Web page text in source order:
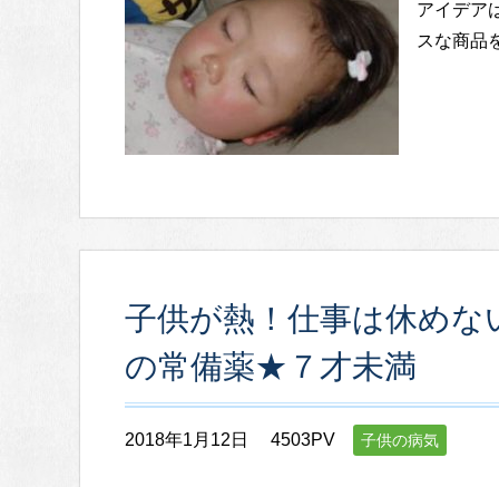
アイデア
スな商品
子供が熱！仕事は休め
の常備薬★７才未満
2018年1月12日 4503PV 子供の病気